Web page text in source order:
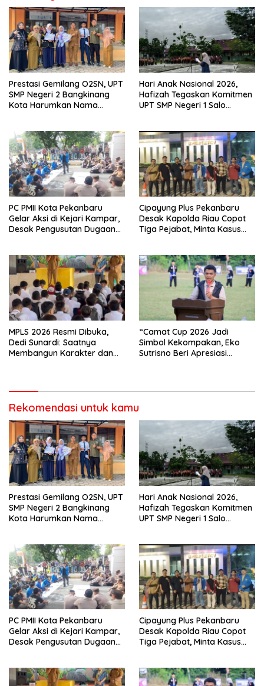
Prestasi Gemilang O2SN, UPT
SMP Negeri 2 Bangkinang
Kota Harumkan Nama
Hari Anak Nasional 2026,
Hafizah Tegaskan Komitmen
UPT SMP Negeri 1 Salo
PC PMII Kota Pekanbaru
Gelar Aksi di Kejari Kampar,
Desak Pengusutan Dugaan
Cipayung Plus Pekanbaru
Desak Kapolda Riau Copot
Tiga Pejabat, Minta Kasus
MPLS 2026 Resmi Dibuka,
Dedi Sunardi: Saatnya
Membangun Karakter dan
“Camat Cup 2026 Jadi
Simbol Kekompakan, Eko
Sutrisno Beri Apresiasi
Rekomendasi untuk kamu
Prestasi Gemilang O2SN, UPT
SMP Negeri 2 Bangkinang
Kota Harumkan Nama
Hari Anak Nasional 2026,
Hafizah Tegaskan Komitmen
UPT SMP Negeri 1 Salo
PC PMII Kota Pekanbaru
Gelar Aksi di Kejari Kampar,
Desak Pengusutan Dugaan
Cipayung Plus Pekanbaru
Desak Kapolda Riau Copot
Tiga Pejabat, Minta Kasus